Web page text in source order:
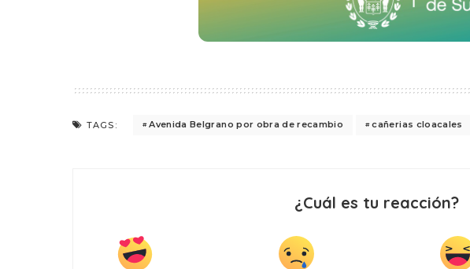
TAGS: Avenida Belgrano por obra de recambio cañerias cloacales
¿Cuál es tu reacción?